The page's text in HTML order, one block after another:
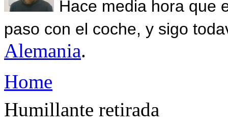
Hace media hora que
paso con el coche, y sigo
Alemania.
Home
Humillante retirada